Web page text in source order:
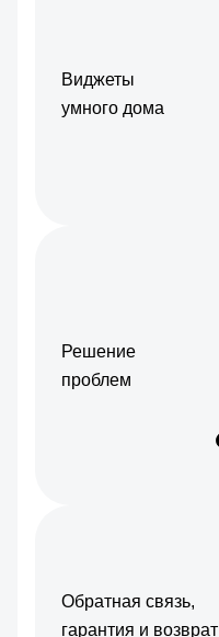
Виджеты
умного дома
Решение
проблем
Обратная связь,
гарантия и возврат